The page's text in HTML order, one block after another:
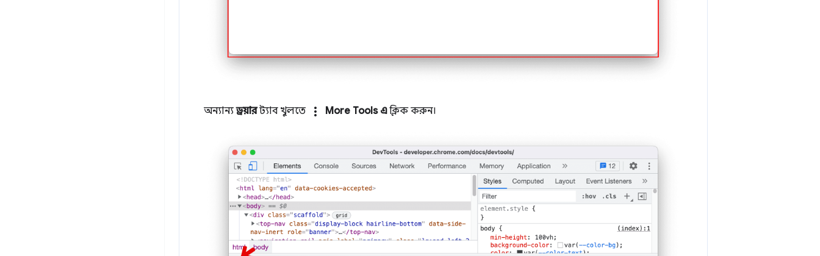
অন্যান্যড্রয়ারট্যাব খুলতে more_vert More Tools এক্লিক করুন।